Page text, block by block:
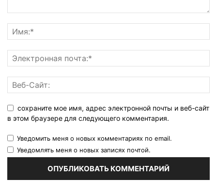
сохраните мое имя, адрес электронной почты и веб-сайт
в этом браузере для следующего комментария.
Уведомить меня о новых комментариях по email.
Уведомлять меня о новых записях почтой.